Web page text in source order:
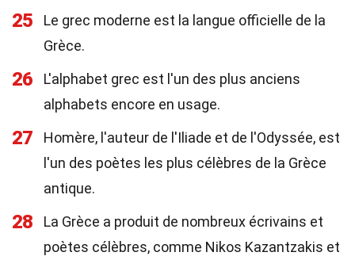
25
Le grec moderne est la langue officielle de la
Grèce.
26
L'alphabet grec est l'un des plus anciens
alphabets encore en usage.
27
Homère, l'auteur de l'Iliade et de l'Odyssée, est
l'un des poètes les plus célèbres de la Grèce
antique.
28
La Grèce a produit de nombreux écrivains et
poètes célèbres, comme Nikos Kazantzakis et